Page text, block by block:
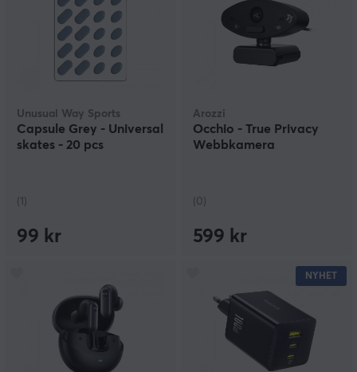
Unusual Way Sports
Capsule Grey - Universal
skates - 20 pcs
(1)
99 kr
Arozzi
Occhio - True Privacy
Webbkamera
(0)
599 kr
NYHET